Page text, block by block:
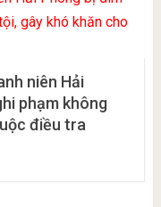
niên Hải
phạm không
điều tra